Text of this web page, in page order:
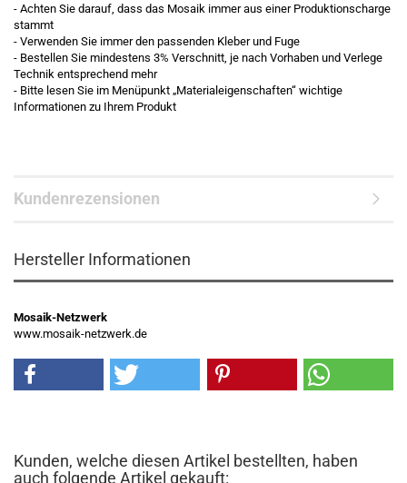
- Achten Sie darauf, dass das Mosaik immer aus einer Produktionscharge
stammt
- Verwenden Sie immer den passenden Kleber und Fuge
- Bestellen Sie mindestens 3% Verschnitt, je nach Vorhaben und Verlege
Technik entsprechend mehr
- Bitte lesen Sie im Menüpunkt „Materialeigenschaften“ wichtige
Informationen zu Ihrem Produkt
Kundenrezensionen
Hersteller Informationen
Mosaik-Netzwerk
www.mosaik-netzwerk.de
Kunden, welche diesen Artikel bestellten, haben
auch folgende Artikel gekauft: